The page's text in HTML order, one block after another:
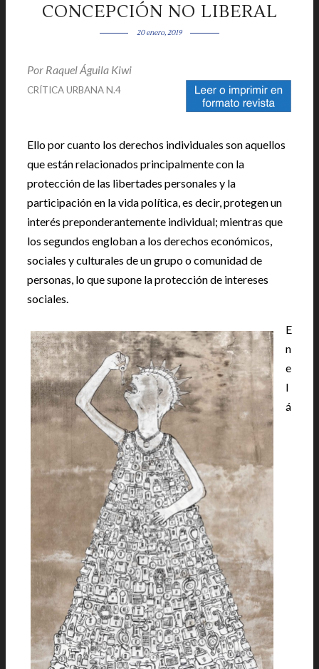
CONCEPCIÓN NO LIBERAL
20 enero, 2019
Por Raquel Águila Kiwi
CRÍTICA URBANA N.4
Ello por cuanto los derechos individuales son aquellos
que están relacionados principalmente con la
protección de las libertades personales y la
participación en la vida política, es decir, protegen un
interés preponderantemente individual; mientras que
los segundos engloban a los derechos económicos,
sociales y culturales de un grupo o comunidad de
personas, lo que supone la protección de intereses
sociales.
E
n
e
l
á